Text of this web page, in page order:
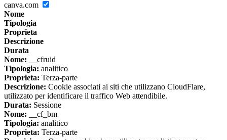
canva.com
Nome
Tipologia
Proprieta
Descrizione
Durata
Nome: __cfruid
Tipologia: analitico
Proprieta: Terza-parte
Descrizione: Cookie associati ai siti che utilizzano CloudFlare,
utilizzato per identificare il traffico Web attendibile.
Durata: Sessione
Nome: __cf_bm
Tipologia: analitico
Proprieta: Terza-parte